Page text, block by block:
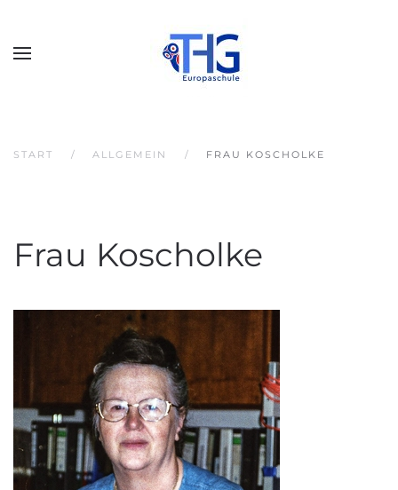
START ALLGEMEIN FRAU KOSCHOLKE
Frau Koscholke